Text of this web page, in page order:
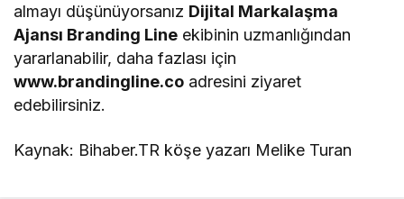
almayı düşünüyorsanız Dijital Markalaşma
Ajansı Branding Line ekibinin uzmanlığından
yararlanabilir, daha fazlası için
www.brandingline.co adresini ziyaret
edebilirsiniz.
Kaynak: Bihaber.TR köşe yazarı Melike Turan